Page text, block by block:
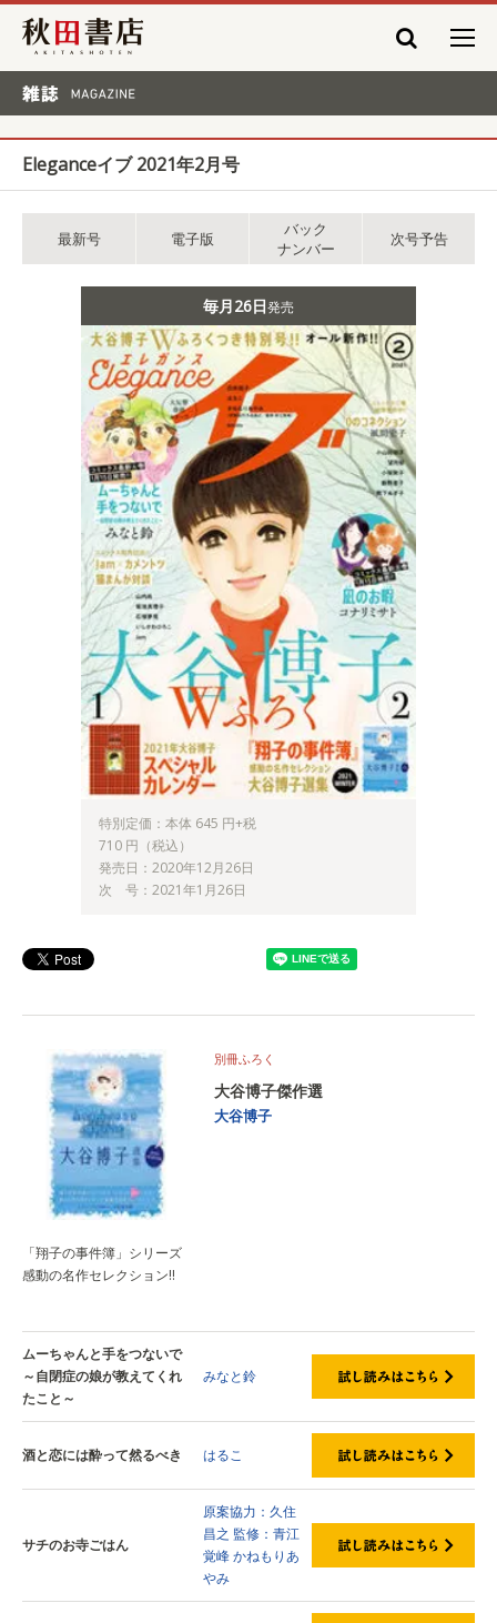
秋田書店
Eleganceイブ 2021年2月号
最新号 電子版
バック
ナンバー
次号予告
毎月26日発売
特別定価：本体 645 円+税
710 円（税込）
発売日：2020年12月26日
次 号：2021年1月26日
別冊ふろく
大谷博子傑作選
大谷博子
「翔子の事件簿」シリーズ
感動の名作セレクション!!
ムーちゃんと手をつないで
～自閉症の娘が教えてくれ
たこと～
みなと鈴
酒と恋には酔って然るべき はるこ
サチのお寺ごはん
原案協力：久住
昌之 監修：青江
覚峰かねもりあ
やみ